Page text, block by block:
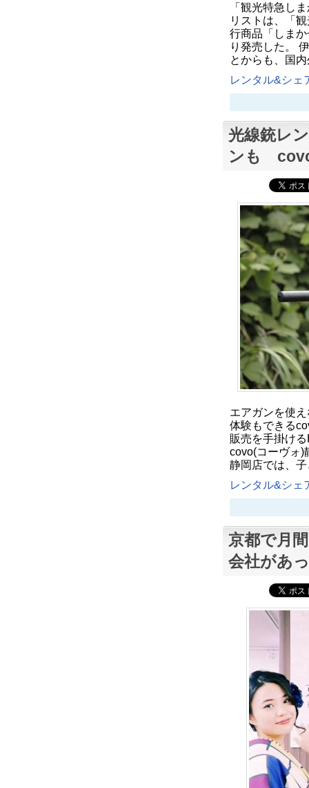
「観光特急し
リストは、「
行商品「しま
り発売した。
とからも、国
レンタル&シェ
光線銃レ
ンも
エアガンを使
体験もできる
販売を手掛け
covo(コーヴォ)
静岡店では、
レンタル&シェ
京都で月
会社があ